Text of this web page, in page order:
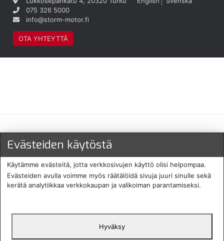
075 326 5000
info@storm-motor.fi
OTA YHTEYTTÄ
Maksu- ja toimitustavat
English
Evästeiden käytöstä
Käytämme evästeitä, jotta verkkosivujen käyttö olisi helpompaa.
Evästeiden avulla voimme myös räätälöidä sivuja juuri sinulle sekä
kerätä analytiikkaa verkkokaupan ja valikoiman parantamiseksi.
Hyväksy